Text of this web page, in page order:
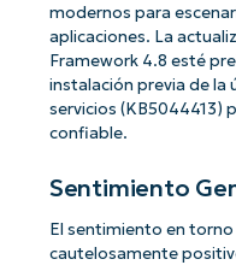
modernos para
aplicaciones. La
Framework 4.8 esté
instalación previa de la
servicios (KB5044413)
confiable.
Sentimiento
El sentimiento en torno
cautelosamente